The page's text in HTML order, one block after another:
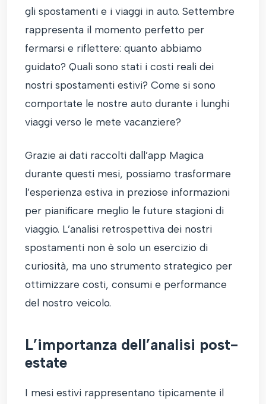
gli spostamenti e i viaggi in auto. Settembre
rappresenta il momento perfetto per
fermarsi e riflettere: quanto abbiamo
guidato? Quali sono stati i costi reali dei
nostri spostamenti estivi? Come si sono
comportate le nostre auto durante i lunghi
viaggi verso le mete vacanziere?
Grazie ai dati raccolti dall’app Magica
durante questi mesi, possiamo trasformare
l’esperienza estiva in preziose informazioni
per pianificare meglio le future stagioni di
viaggio. L’analisi retrospettiva dei nostri
spostamenti non è solo un esercizio di
curiosità, ma uno strumento strategico per
ottimizzare costi, consumi e performance
del nostro veicolo.
L’importanza dell’analisi post-
estate
I mesi estivi rappresentano tipicamente il